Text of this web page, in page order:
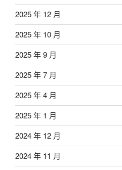
2025 年 12 月
2025 年 10 月
2025 年 9 月
2025 年 7 月
2025 年 4 月
2025 年 1 月
2024 年 12 月
2024 年 11 月